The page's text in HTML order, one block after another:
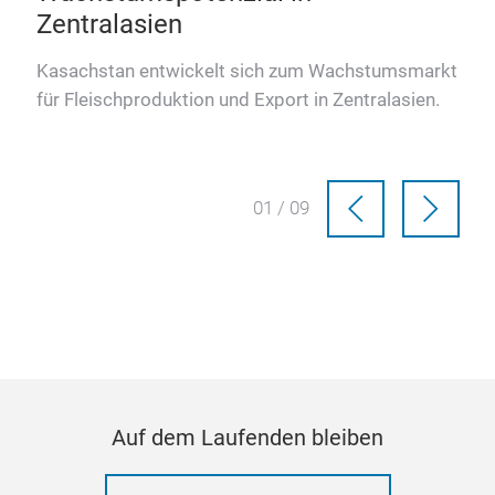
Zentralasien
Kasachstan entwickelt sich zum Wachstumsmarkt
für Fleischproduktion und Export in Zentralasien.
01 / 09
Auf dem Laufenden bleiben